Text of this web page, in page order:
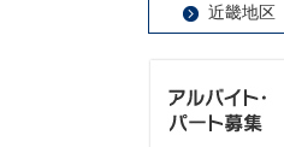
近畿地区